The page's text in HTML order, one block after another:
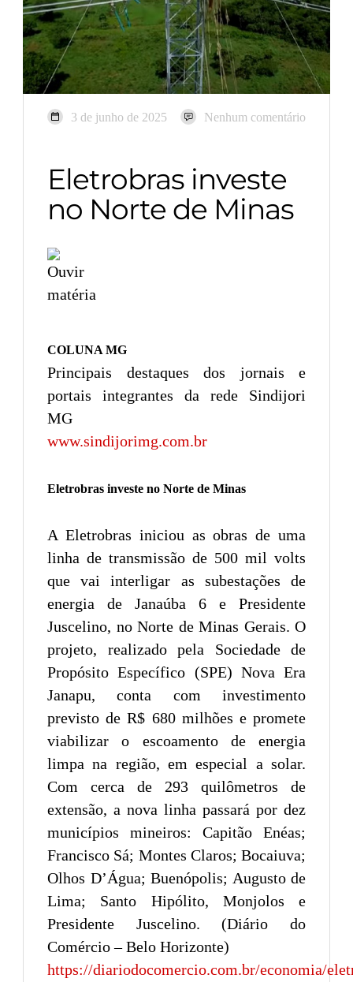
3 de junho de 2025 Nenhum comentário
Eletrobras investe
no Norte de Minas
COLUNA MG
Principais destaques dos jornais e
portais integrantes da rede Sindijori
MG
www.sindijorimg.com.br
Eletrobras investe no Norte de Minas
A Eletrobras iniciou as obras de uma
linha de transmissão de 500 mil volts
que vai interligar as subestações de
energia de Janaúba 6 e Presidente
Juscelino, no Norte de Minas Gerais. O
projeto, realizado pela Sociedade de
Propósito Específico (SPE) Nova Era
Janapu, conta com investimento
previsto de R$ 680 milhões e promete
viabilizar o escoamento de energia
limpa na região, em especial a solar.
Com cerca de 293 quilômetros de
extensão, a nova linha passará por dez
municípios mineiros: Capitão Enéas;
Francisco Sá; Montes Claros; Bocaiuva;
Olhos D’Água; Buenópolis; Augusto de
Lima; Santo Hipólito, Monjolos e
Presidente Juscelino. (Diário do
Comércio – Belo Horizonte)
https://diariodocomercio.com.br/economia/